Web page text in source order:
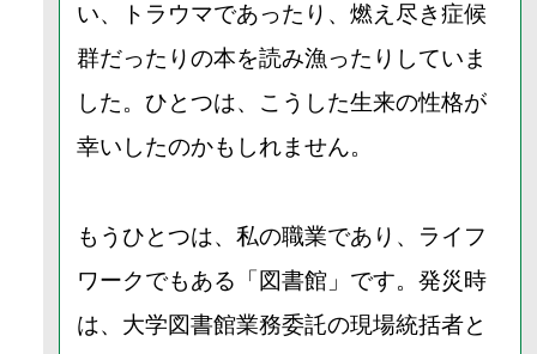
い、トラウマであったり、燃え尽き症候
群だったりの本を読み漁ったりしていま
した。ひとつは、こうした生来の性格が
幸いしたのかもしれません。
もうひとつは、私の職業であり、ライフ
ワークでもある「図書館」です。発災時
は、大学図書館業務委託の現場統括者と